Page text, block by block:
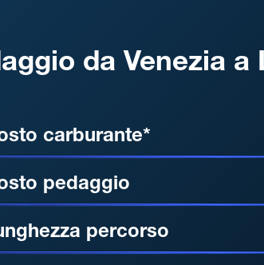
da Venezia a
carburante*
pedaggio
percorso